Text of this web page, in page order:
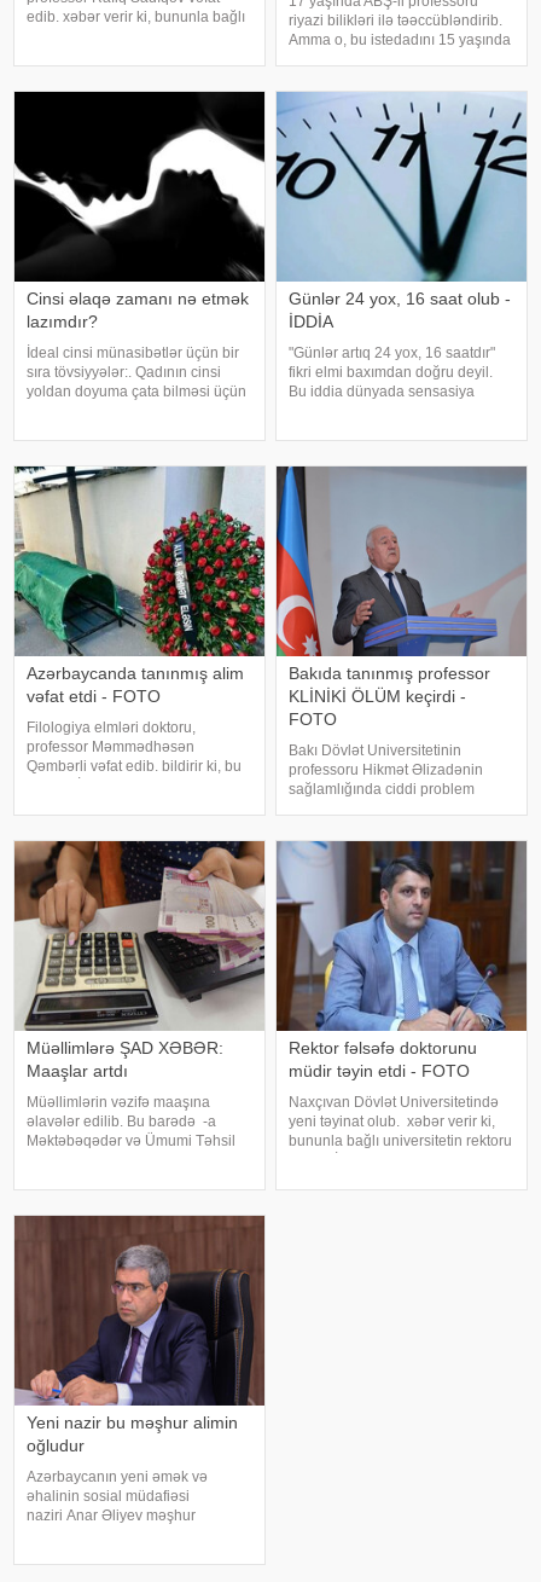
edib. xəbər verir ki, bununla bağlı
dəyişib. Qeyd edək ki, o, həmçini
riyazi bilikləri ilə təəccübləndirib.
Amma o, bu istedadını 15 yaşında
müddət bunun fərqində olmayıb.
Ta ki, onu müəllimi kəşf edi
Cinsi əlaqə zamanı nə etmək
lazımdır?
İdeal cinsi münasibətlər üçün bir
sıra tövsiyyələr:. Qadının cinsi
yoldan doyuma çata bilməsi üçün
Bu kişinin gözlərində, sözlərində
Günlər 24 yox, 16 saat olub -
İDDİA
"Günlər artıq 24 yox, 16 saatdır"
fikri elmi baxımdan doğru deyil.
Bu iddia dünyada sensasiya
uzun illərdir dəqiq şəkild
Azərbaycanda tanınmış alim
vəfat etdi - FOTO
Filologiya elmləri doktoru,
professor Məmmədhəsən
Qəmbərli vəfat edib. bildirir ki, bu
uzun sürən xəstəlikdən sonra 89
yaşında dünyasın
Bakıda tanınmış professor
KLİNİKİ ÖLÜM keçirdi -
FOTO
Bakı Dövlət Universitetinin
professoru Hikmət Əlizadənin
sağlamlığında ciddi problem
yerində ürəyində narahatlıq hiss
etdikdən sonra təcili tibbi yardıma
Müəllimlərə ŞAD XƏBƏR:
Maaşlar artdı
Müəllimlərin vəzifə maaşına
əlavələr edilib. Bu barədə -a
Məktəbəqədər və Ümumi Təhsil
təhsilverənlərin
sertifikatlaşdırılmas
Rektor fəlsəfə doktorunu
müdir təyin etdi - FOTO
Naxçıvan Dövlət Universitetində
yeni təyinat olub. xəbər verir ki,
bununla bağlı universitetin rektoru
Yeni nazir bu məşhur alimin
oğludur
Azərbaycanın yeni əmək və
əhalinin sosial müdafiəsi
naziri Anar Əliyev məşhur